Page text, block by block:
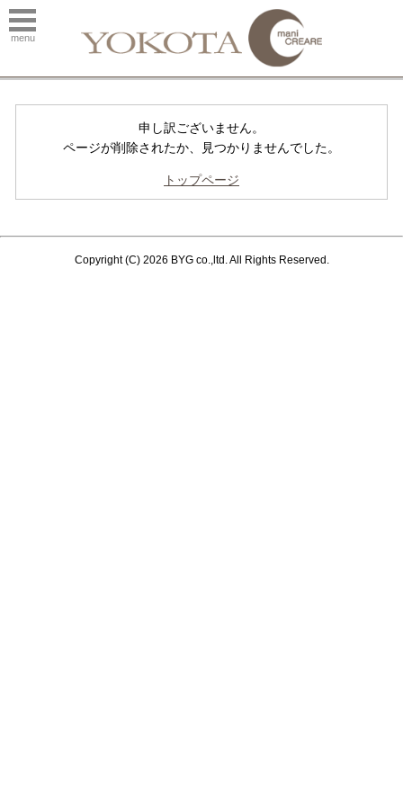
menu
申し訳ございません。
ページが削除されたか、見つかりませんでした。
トップページ
Copyright (C) 2026 BYG co.,ltd. All Rights Reserved.